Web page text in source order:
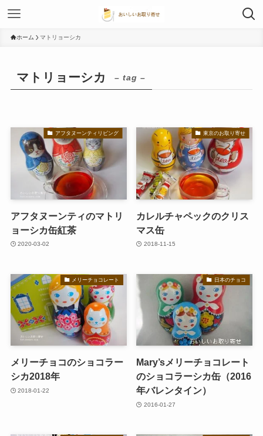
ホーム マトリョーシカ
マトリョーシカ – tag –
アフタヌーンティリビング
アフタヌーンティのマトリ
ョーシカ缶紅茶
2020-03-02
東京のお取り寄せ
カレルチャペックのクリス
マス缶
2018-11-15
メリーチョコレート
メリーチョコのショコラー
シカ2018年
2018-01-22
日本のチョコ
Mary’sメリーチョコレート
のショコラーシカ缶（2016
年バレンタイン）
2016-01-27